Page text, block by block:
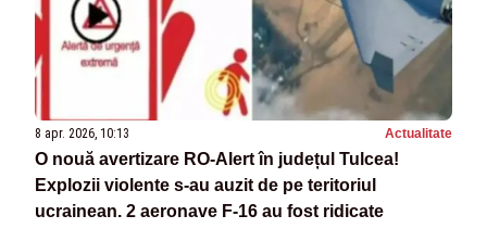
8 apr. 2026, 10:13 Actualitate
O nouă avertizare RO-Alert în județul Tulcea!
Explozii violente s-au auzit de pe teritoriul
ucrainean. 2 aeronave F-16 au fost ridicate